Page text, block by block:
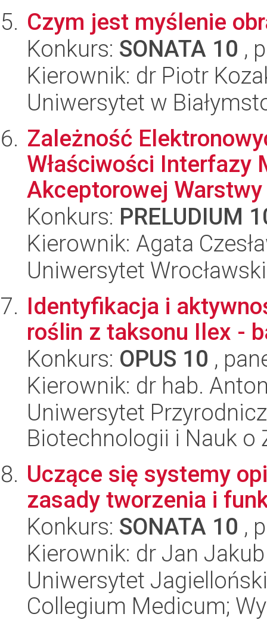
Czym jest myślenie
Konkurs: SONATA 10 ,
Kierownik: dr Piotr
Uniwersytet w
Zależność
Właściwości Interfazy
Akceptorowej
Konkurs: PRELUDIUM
Kierownik: Agata
Uniwersytet
Identyfikacja i
roślin z taksonu Ilex -
Konkurs: OPUS 10 ,
Kierownik: dr hab.
Uniwersytet
Biotechnologii i Nauk o
Uczące się systemy
zasady tworzenia i
Konkurs: SONATA 10 ,
Kierownik: dr Jan
Uniwersytet
Collegium Medicum;